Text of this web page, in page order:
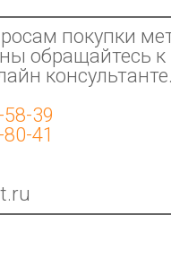
покупки
обращайтесь
консультанте.
39
41